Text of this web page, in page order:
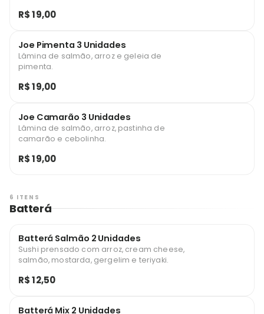
R$ 19,00
Joe Pimenta 3 Unidades
Lâmina de salmão, arroz e geleia de
pimenta.
R$ 19,00
Joe Camarão 3 Unidades
Lâmina de salmão, arroz, pastinha de
camarão e cebolinha.
R$ 19,00
6 ITENS
Batterá
Batterá Salmão 2 Unidades
Sushi prensado com arroz, cream cheese,
salmão, mostarda, gergelim e teriyaki.
R$ 12,50
Batterá Mix 2 Unidades